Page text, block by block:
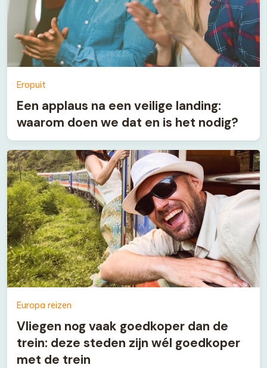
Eropuit
Een applaus na een veilige landing:
waarom doen we dat en is het nodig?
Europa reizen
Vliegen nog vaak goedkoper dan de
trein: deze steden zijn wél goedkoper
met de trein